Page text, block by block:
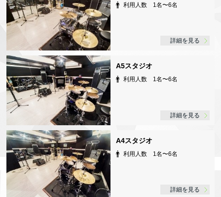
利用人数 1名〜6名
詳細を見る
A5スタジオ
利用人数 1名〜6名
詳細を見る
A4スタジオ
利用人数 1名〜6名
詳細を見る